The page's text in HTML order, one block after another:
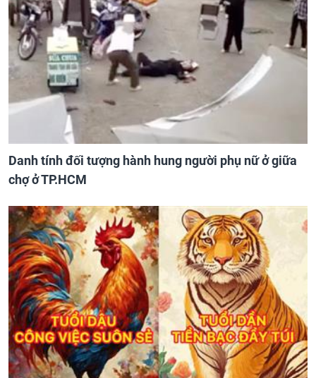
Danh tính đối tượng hành hung người phụ nữ ở giữa
chợ ở TP.HCM